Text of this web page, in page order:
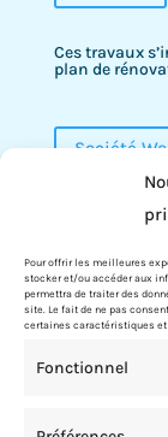
Pour offrir les meilleures
stocker et/ou accéder aux
permettra de traiter des
site. Le fait de ne pas
certaines caractéristiques
Fonctionnel
Ces travaux
plan de
Société
Le Logis
Le Logis
de Service